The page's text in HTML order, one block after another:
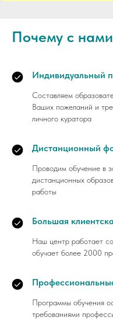
Почему с
Индивидуальный
Составляем
Ваших пожеланий и
личного куратора
Дистанционный
Проводим обучение в
дистанционных
работы
Большая
Наш центр работает
обучает более 2000
Программы обучения
требованиями